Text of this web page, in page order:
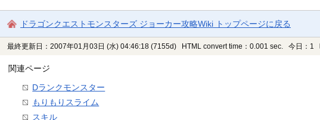
ドラゴンクエストモンスターズ ジョーカー攻略Wiki トップページに戻る
最終更新日：2007年01月03日 (水) 04:46:18 (7155d) HTML convert time：0.001 sec. 今日：1
関連ページ
Dランクモンスター
もりもりスライム
スキル